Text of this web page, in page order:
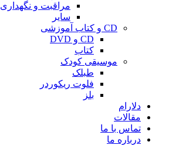
مراقبت و نگهداری
سایر
CD و کتاب آموزشی
CD و DVD
کتاب
موسیقی کودک
طبلک
فلوت ریکوردر
بلز
دلارام
مقالات
تماس با ما
درباره ما